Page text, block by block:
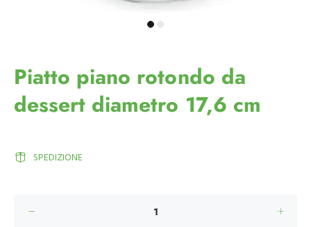
Piatto piano rotondo da
dessert diametro 17,6 cm
SPEDIZIONE